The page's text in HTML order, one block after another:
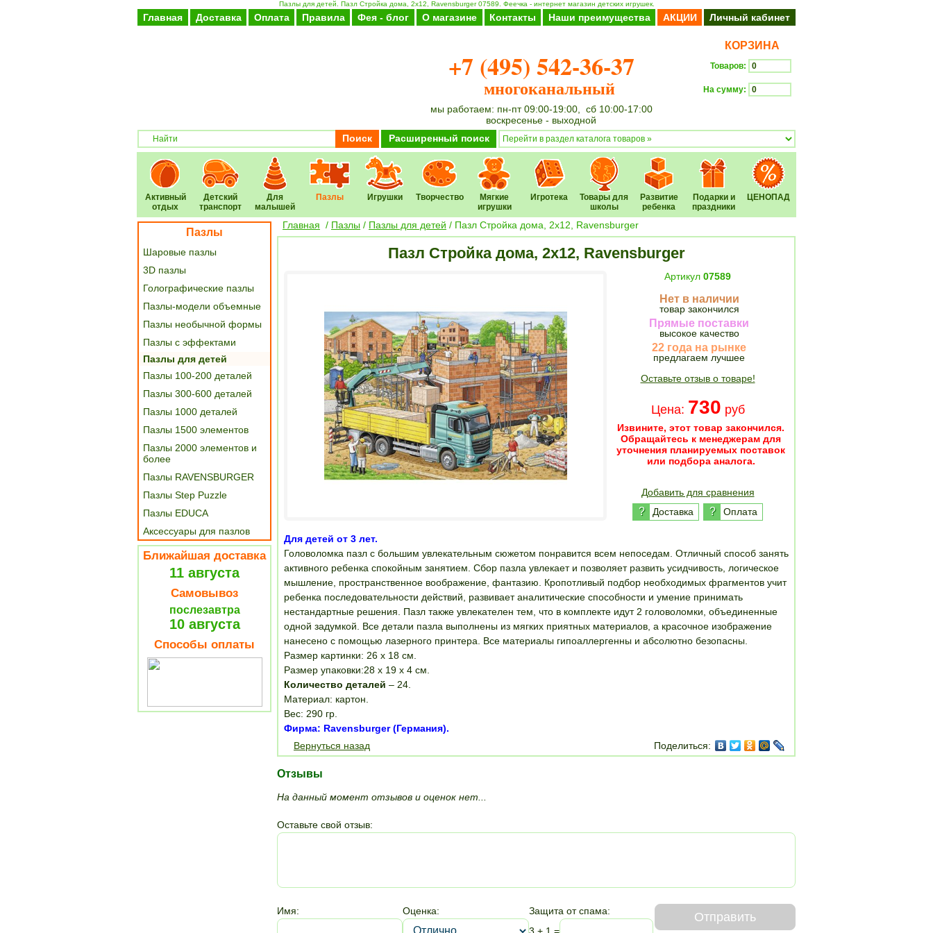
Пазлы для детей. Пазл Стройка дома, 2х12, Ravensburger 07589. Феечка - интернет магазин детских игрушек.
Главная Доставка Оплата Правила Фея - блог О магазине Контакты Наши преимущества АКЦИИ Личный кабинет
+7 (495) 542-36-37
многоканальный
мы работаем: пн-пт 09:00-19:00, сб 10:00-17:00
воскресенье - выходной
КОРЗИНА
Товаров:
На сумму:
Поиск Расширенный поиск
Активный
отдых
Детский
транспорт
Для
малышей
Пазлы Игрушки Творчество
Мягкие
игрушки
Игротека
Товары для
школы
Развитие
ребенка
Подарки и
праздники
ЦЕНОПАД
Пазлы
Шаровые пазлы
3D пазлы
Голографические пазлы
Пазлы-модели объемные
Пазлы необычной формы
Пазлы с эффектами
Пазлы для детей
Пазлы 100-200 деталей
Пазлы 300-600 деталей
Пазлы 1000 деталей
Пазлы 1500 элементов
Пазлы 2000 элементов и
более
Пазлы RAVENSBURGER
Пазлы Step Puzzle
Пазлы EDUCA
Аксессуары для пазлов
Ближайшая доставка
11 августа
Самовывоз
послезавтра
10 августа
Способы оплаты
Главная / Пазлы / Пазлы для детей / Пазл Стройка дома, 2х12, Ravensburger
Пазл Стройка дома, 2х12, Ravensburger
Артикул 07589
Нет в наличии
товар закончился
Прямые поставки
высокое качество
22 года на рынке
предлагаем лучшее
Оставьте отзыв о товаре!
Цена: 730 руб
Извините, этот товар закончился.
Обращайтесь к менеджерам для
уточнения планируемых поставок
или подбора аналога.
Добавить для сравнения
? Доставка ? Оплата
Для детей от 3 лет.
Головоломка пазл с большим увлекательным сюжетом понравится всем непоседам. Отличный способ занять
активного ребенка спокойным занятием. Сбор пазла увлекает и позволяет развить усидчивость, логическое
мышление, пространственное воображение, фантазию. Кропотливый подбор необходимых фрагментов учит
ребенка последовательности действий, развивает аналитические способности и умение принимать
нестандартные решения. Пазл также увлекателен тем, что в комплекте идут 2 головоломки, объединенные
одной задумкой. Все детали пазла выполнены из мягких приятных материалов, а красочное изображение
нанесено с помощью лазерного принтера. Все материалы гипоаллергенны и абсолютно безопасны.
Размер картинки: 26 х 18 см.
Размер упаковки:28 х 19 х 4 см.
Количество деталей – 24.
Материал: картон.
Вес: 290 гр.
Фирма: Ravensburger (Германия).
Вернуться назад
Поделиться:
Отзывы
На данный момент отзывов и оценок нет...
Оставьте свой отзыв:
Имя: Оценка:
Защита от спама:
Отправить